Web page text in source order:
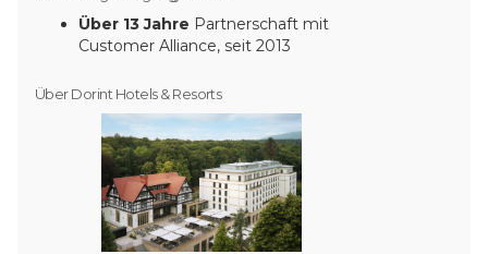
Über 13 Jahre Partnerschaft mit
Customer Alliance, seit 2013
Deutschland, Österreich und der
Schweiz
Über 118.000beantwortete
Bewertungen innerhalb der Gruppe
im Jahr 2025
AutomatisiertePost-Stay-
Befragungenin allen Hotels
Frühstücks-CSAT von 90,3 %
Über Dorint Hotels & Resorts